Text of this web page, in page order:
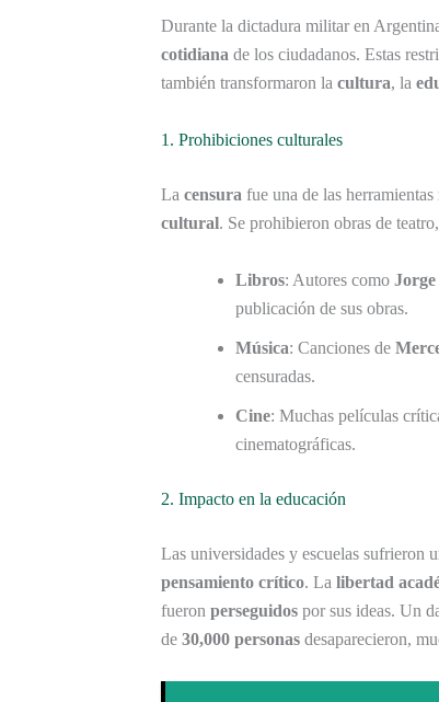
Durante la dictadura militar en
cotidiana de los ciudadanos. Estas
también transformaron la cultura, la
1. Prohibiciones culturales
La censura fue una de las
cultural. Se prohibieron obras de
Libros: Autores como
publicación de sus obras.
Música: Canciones de
censuradas.
Cine: Muchas películas
cinematográficas.
2. Impacto en la educación
Las universidades y escuelas sufrieron
pensamiento crítico. La libertad
fueron perseguidos por sus ideas. Un
de 30,000 personas desaparecieron,